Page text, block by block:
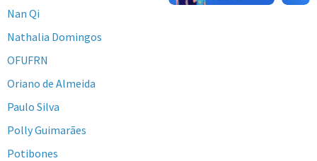
Nan Qi
Nathalia Domingos
OFUFRN
Oriano de Almeida
Paulo Silva
Polly Guimarães
Potibones